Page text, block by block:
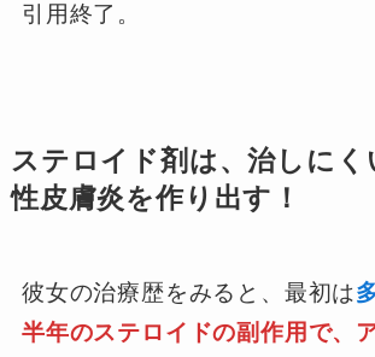
引用終了。
ステロイド剤は、治しにく
性皮膚炎を作り出す！
彼女の治療歴をみると、最初は
半年のステロイドの副作用で、